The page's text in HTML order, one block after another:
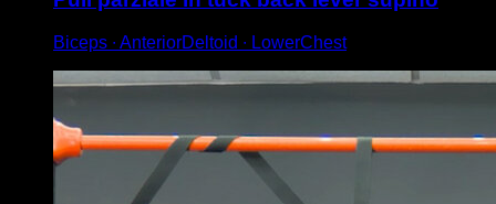
Biceps ∙ AnteriorDeltoid ∙ LowerChest